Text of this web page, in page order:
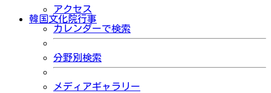
アクセス
韓国文化院行事
カレンダーで検索
分野別検索
メディアギャラリー